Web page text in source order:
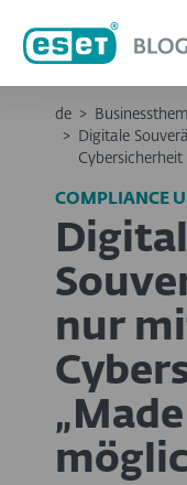
de >
>
Digitale
COMPLIANCE
nur